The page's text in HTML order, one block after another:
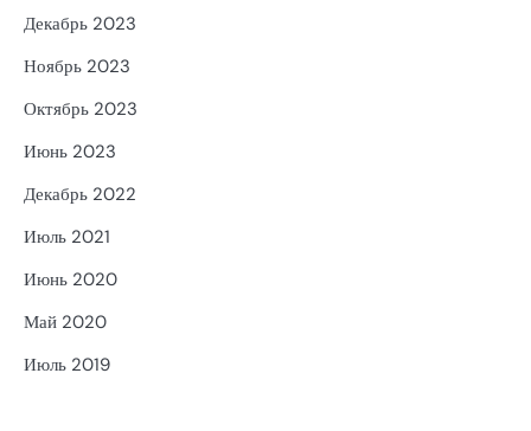
Декабрь 2023
Ноябрь 2023
Октябрь 2023
Июнь 2023
Декабрь 2022
Июль 2021
Июнь 2020
Май 2020
Июль 2019